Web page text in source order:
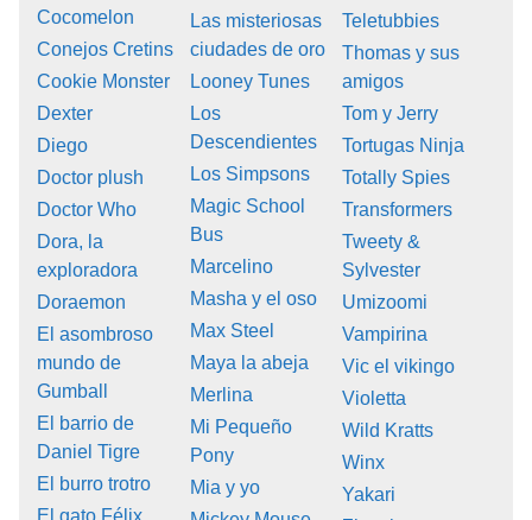
Cocomelon
Conejos Cretins
Cookie Monster
Dexter
Diego
Doctor plush
Doctor Who
Dora, la
exploradora
Doraemon
El asombroso
mundo de
Gumball
El barrio de
Daniel Tigre
El burro trotro
El gato Félix
Las misteriosas
ciudades de oro
Looney Tunes
Los
Descendientes
Los Simpsons
Magic School
Bus
Marcelino
Masha y el oso
Max Steel
Maya la abeja
Merlina
Mi Pequeño
Pony
Mia y yo
Teletubbies
Thomas y sus
amigos
Tom y Jerry
Tortugas Ninja
Totally Spies
Transformers
Tweety &
Sylvester
Umizoomi
Vampirina
Vic el vikingo
Violetta
Wild Kratts
Winx
Yakari